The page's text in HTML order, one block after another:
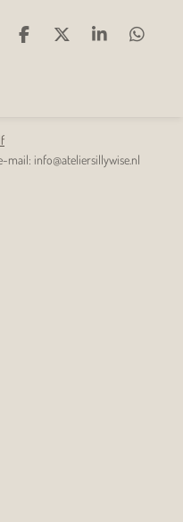
D
D
S
D
info@ateliersillywise.nl